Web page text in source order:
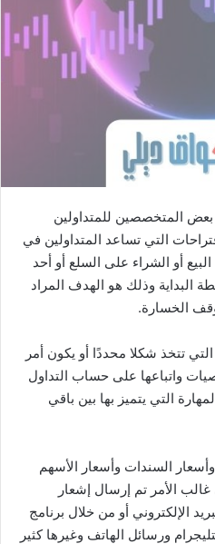
المتخصصين للمتداولين
التي تساعد المتداولين في
أو الشراء على السلع أو أحد
البداية وذلك هو الهدف المراد
الخسارة.
تتخذ شكلا محددًا أو يكون أمر
واتباعها على حساب التداول
التي يتميز بها بين باقي
السندات وأسعار الأسهم
الأمر تم إرسال إشعار
الإلكتروني أو من خلال برنامج
ورسائل الهاتف وغيرها كثير